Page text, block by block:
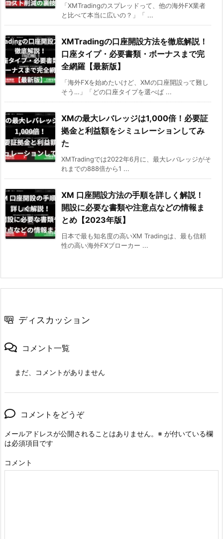
「XMTradingのスプレッドって、他の海外FX業者
と比べて本当に広いの？」「 ...
XMTradingの口座開設方法を徹底解説！
口座タイプ・必要書類・ボーナスまで完
全網羅【最新版】
「海外FXを始めたいけど、XMの口座開設って難し
そう…」「どの口座タイプを選べば ...
XMの最大レバレッジは1,000倍！必要証
拠金と利益額をシミュレーションしてみ
た
XMTradingでは2022年6月に、最大レバレッジがそ
れまでの888倍から1 ...
XM 口座開設方法の手順を詳しく解説！
開設に必要な書類や注意点などの情報ま
とめ【2023年版】
日本で最も知名度の高いXM Tradingは、最も信頼
性の高い海外FXブローカー ...
ディスカッション
コメント一覧
まだ、コメントがありません
コメントをどうぞ
メールアドレスが公開されることはありません。 ※ が付いている欄
は必須項目です
コメント